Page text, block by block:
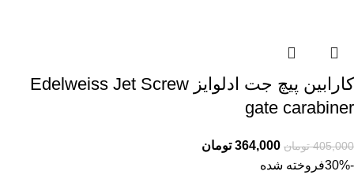
کارابین پیچ جت ادلوایز Edelweiss Jet Screw
gate carabiner
405,000 تومان 364,000 تومان
-30%
فروخته شده